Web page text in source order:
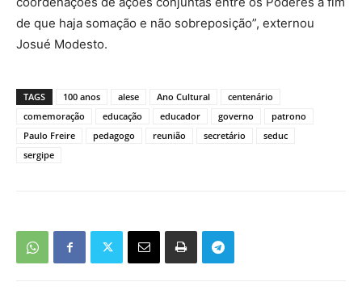
de que haja somação e não sobreposição”, externou
Josué Modesto.
TAGS 100 anos alese Ano Cultural
centenário
comemoração
educação educador governo
patrono
Paulo Freire
pedagogo reunião secretário
seduc
sergipe